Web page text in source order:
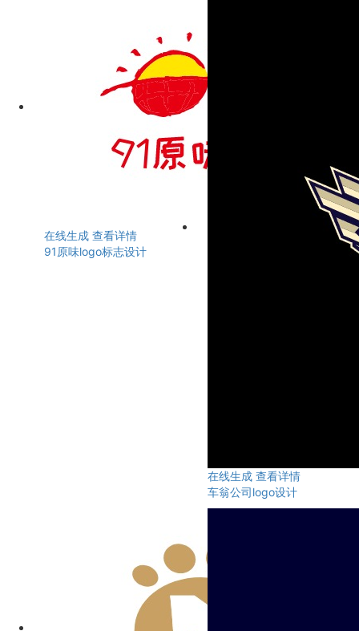
在线生成 查看详情
91原味logo标志设计
在线生成 查看详情
车翁公司logo设计